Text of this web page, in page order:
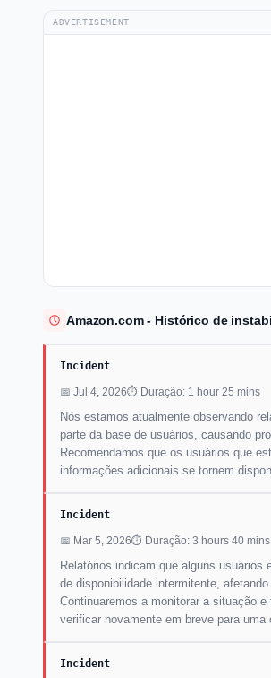
ADVERTISEMENT
Amazon.com - Histórico de
Incident
📅 Jul 4, 2026⏱ Duração: 1 hour 25 mins
Nós estamos atualmente observando
parte da base de usuários, causando
Recomendamos que os usuários que
informações adicionais se tornem
Incident
📅 Mar 5, 2026⏱ Duração: 3 hours 40 mins
Relatórios indicam que alguns usuários
de disponibilidade intermitente,
Continuaremos a monitorar a situação
verificar novamente em breve para uma
Incident